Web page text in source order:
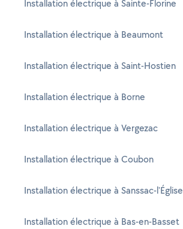
Installation électrique à Sainte-Florine
Installation électrique à Beaumont
Installation électrique à Saint-Hostien
Installation électrique à Borne
Installation électrique à Vergezac
Installation électrique à Coubon
Installation électrique à Sanssac-l'Église
Installation électrique à Bas-en-Basset